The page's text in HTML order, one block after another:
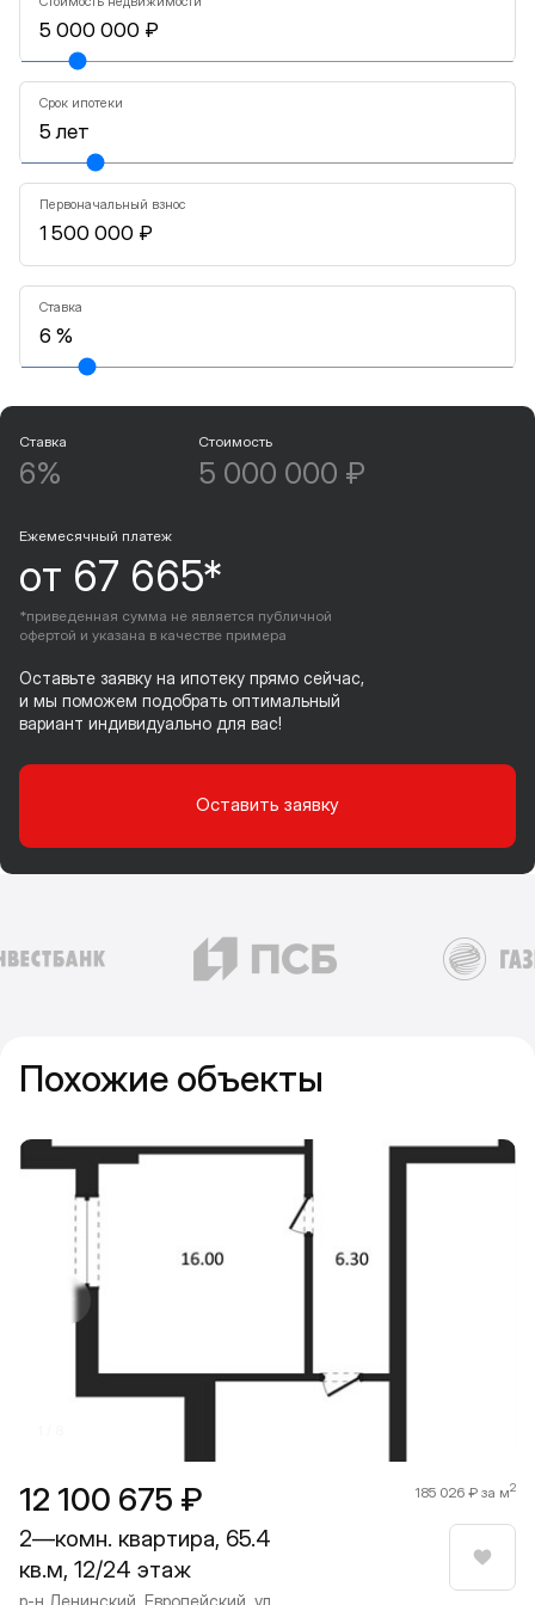
Срок ипотеки
Первоначальный взнос
Ставка
Ставка
6%
Стоимость
5 000 000 ₽
Ежемесячный платеж
от 67 665*
*приведенная сумма не является публичной
офертой и указана в качестве примера
Оставьте заявку на ипотеку прямо сейчас,
и мы поможем подобрать оптимальный
вариант индивидуально для вас!
Оставить заявку
Похожие объекты
12 100 675 ₽ 185 026 ₽ за м2
2—комн. квартира, 65.4
кв.м, 12/24 этаж
р-н Ленинский, Европейский, ул.